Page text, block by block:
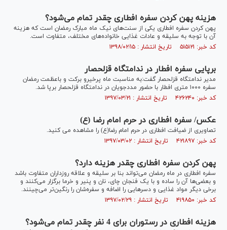
هزینه پهن کردن سفره افطاری چقدر تمام می‌شود؟
پهن کردن سفره افطاری یکی از سنت‌های نیک ماه مبارک رمضان است که هزینه
آن با توجه به سلیقه و عادات غذایی خانواده‌های مختلف، متفاوت است.
کد خبر: ۵۱۵۱۲۱ تاریخ انتشار : ۱۳۹۸/۰۲/۱۵
برپایی سفره افطار در ندامتگاه قزلحصار
مدیر ندامتگاه قزلحصار گفت:به مناسبت ماه پرخیرو برکت و باعظمت رمضان
سفره ۱۰۰۰ متری افطار با حضور مددجویان در ندامتگاه قزلحصار برپا شد.
کد خبر: ۴۲۶۲۴۰ تاریخ انتشار : ۱۳۹۷/۰۳/۲۱
عکس/ سفره افطاری در حرم امام رضا (ع)
تصاویری از ضیافت افطاری در حرم امام رضا(ع)‎ را مشاهده می کنید.
کد خبر: ۴۲۱۸۹۷ تاریخ انتشار : ۱۳۹۷/۰۳/۰۲
پهن کردن سفره افطاری چقدر هزینه دارد؟
سفره افطاری در ماه رمضان می‌تواند بنا بر سلیقه و علاقه روزداران متفاوت باشد
و بعضی‌ها آن را ساده و با یک فنجان چای، نان و پنیر و خرما برگزار می‌کنند و
برخی دیگر مواد غذایی و دسر‌هایی را اضافه و سفره‌شان را رنگین‌تر می‌چینند.
کد خبر: ۴۱۹۸۵۰ تاریخ انتشار : ۱۳۹۷/۰۲/۲۹
هزینه افطاری در رستوران برای 4 نفر چقدر تمام می‌شود؟